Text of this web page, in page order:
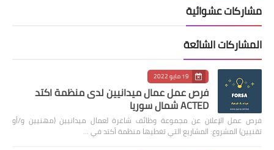
مشاركات عشوائية
المشاركات الشائعة
19 مايو 2022
فرص عمل عمال ميدانيين لدى منظمة اكتد
ACTED شمال سوريا
فرص عمل الإعلان عن مجموعة وظائف شاغرة لعمال ميدانيين (مهنيين و/أو
تقنيين) المشروع: المشاريع التي تغطيها منظمة أكتد في …